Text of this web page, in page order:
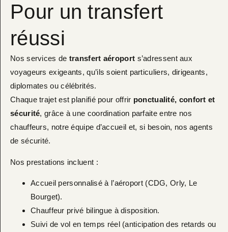
Pour un transfert
réussi
Nos services de transfert aéroport s’adressent aux
voyageurs exigeants, qu’ils soient particuliers, dirigeants,
diplomates ou célébrités.
Chaque trajet est planifié pour offrir ponctualité, confort et
sécurité, grâce à une coordination parfaite entre nos
chauffeurs, notre équipe d’accueil et, si besoin, nos agents
de sécurité.
Nos prestations incluent :​
Accueil personnalisé à l’aéroport (CDG, Orly, Le
Bourget).
Chauffeur privé bilingue à disposition.
Suivi de vol en temps réel (anticipation des retards ou